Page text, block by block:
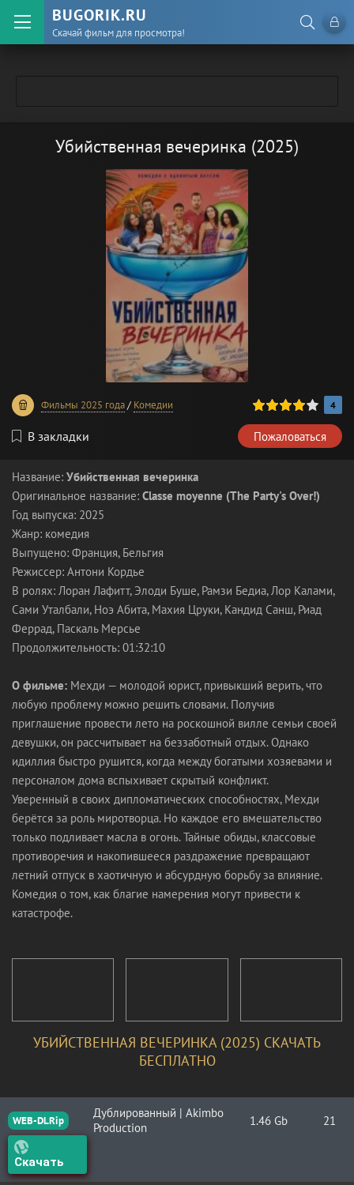
BUGORIK.RU
Скачай фильм для просмотра!
Убийственная вечеринка (2025)
Фильмы 2025 года/ Комедии
80 4
В закладки Пожаловаться
Название: Убийственная вечеринка
Оригинальное название: Classe moyenne (The Party's Over!)
Год выпуска: 2025
Жанр: комедия
Выпущено: Франция, Бельгия
Режиссер: Антони Кордье
В ролях: Лоран Лафитт, Элоди Буше, Рамзи Бедиа, Лор Калами,
Сами Уталбали, Ноэ Абита, Махия Цруки, Кандид Санш, Риад
Феррад, Паскаль Мерсье
Продолжительность: 01:32:10
О фильме: Мехди — молодой юрист, привыкший верить, что
любую проблему можно решить словами. Получив
приглашение провести лето на роскошной вилле семьи своей
девушки, он рассчитывает на беззаботный отдых. Однако
идиллия быстро рушится, когда между богатыми хозяевами и
персоналом дома вспыхивает скрытый конфликт.
Уверенный в своих дипломатических способностях, Мехди
берётся за роль миротворца. Но каждое его вмешательство
только подливает масла в огонь. Тайные обиды, классовые
противоречия и накопившееся раздражение превращают
летний отпуск в хаотичную и абсурдную борьбу за влияние.
Комедия о том, как благие намерения могут привести к
катастрофе.
УБИЙСТВЕННАЯ ВЕЧЕРИНКА (2025) СКАЧАТЬ
БЕСПЛАТНО
WEB-DLRip
Дублированный | Akimbo
Production
1.46 Gb 21
Скачать